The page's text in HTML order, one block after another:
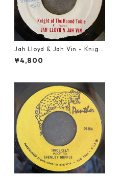
Jah Lloyd & Jah Vin - Knigh
t Of The Round Table【7-21
908】
¥4,800